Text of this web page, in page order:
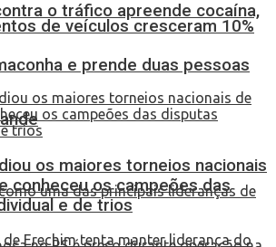
o tráfico apreende cocaína,
e prende duas pessoas
de veículos cresceram 10%
os maiores torneios nacionais
conheceu os campeões das
e de trios